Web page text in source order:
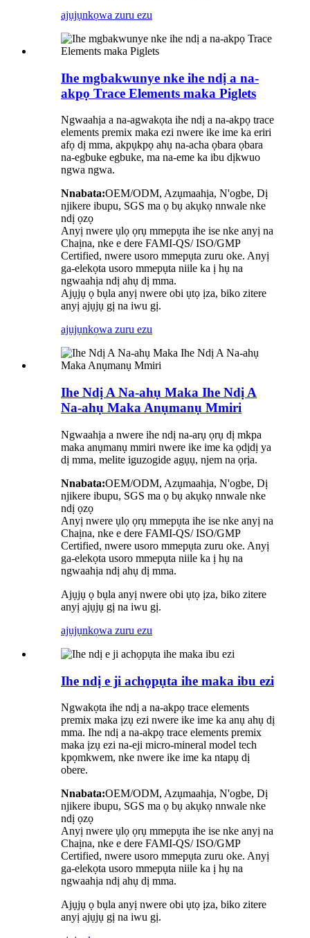
ajụjụnkọwa zuru ezu
Ihe mgbakwunye nke ihe ndị a na-
akpọ Trace Elements maka Piglets
Ngwaahịa a na-agwakọta ihe ndị a na-akpọ trace
elements premix maka ezi nwere ike ime ka eriri
afọ dị mma, akpụkpọ ahụ na-acha ọbara ọbara
na-egbuke egbuke, ma na-eme ka ibu dịkwuo
ngwa ngwa.
Nnabata:OEM/ODM, Azụmaahịa, N'ogbe, Dị
njikere ibupu, SGS ma ọ bụ akụkọ nnwale nke
ndị ọzọ
Anyị nwere ụlọ ọrụ mmepụta ihe ise nke anyị na
Chaịna, nke e dere FAMI-QS/ ISO/GMP
Certified, nwere usoro mmepụta zuru oke. Anyị
ga-elekọta usoro mmepụta niile ka ị hụ na
ngwaahịa ndị ahụ dị mma.
Ajụjụ ọ bụla anyị nwere obi ụtọ ịza, biko zitere
anyị ajụjụ gị na iwu gị.
ajụjụnkọwa zuru ezu
Ihe Ndị A Na-ahụ Maka Ihe Ndị A
Na-ahụ Maka Anụmanụ Mmiri
Ngwaahịa a nwere ihe ndị na-arụ ọrụ dị mkpa
maka anụmanụ mmiri nwere ike ime ka ọdịdị ya
dị mma, melite iguzogide agụụ, njem na ọrịa.
Nnabata:OEM/ODM, Azụmaahịa, N'ogbe, Dị
njikere ibupu, SGS ma ọ bụ akụkọ nnwale nke
ndị ọzọ
Anyị nwere ụlọ ọrụ mmepụta ihe ise nke anyị na
Chaịna, nke e dere FAMI-QS/ ISO/GMP
Certified, nwere usoro mmepụta zuru oke. Anyị
ga-elekọta usoro mmepụta niile ka ị hụ na
ngwaahịa ndị ahụ dị mma.
Ajụjụ ọ bụla anyị nwere obi ụtọ ịza, biko zitere
anyị ajụjụ gị na iwu gị.
ajụjụnkọwa zuru ezu
Ihe ndị e ji achọpụta ihe maka ibu ezi
Ngwakọta ihe ndị a na-akpọ trace elements
premix maka ịzụ ezi nwere ike ime ka anụ ahụ dị
mma. Ihe ndị a na-akpọ trace elements premix
maka ịzụ ezi na-eji micro-mineral model tech
kpọmkwem, nke nwere ike ime ka ntapụ dị
obere.
Nnabata:OEM/ODM, Azụmaahịa, N'ogbe, Dị
njikere ibupu, SGS ma ọ bụ akụkọ nnwale nke
ndị ọzọ
Anyị nwere ụlọ ọrụ mmepụta ihe ise nke anyị na
Chaịna, nke e dere FAMI-QS/ ISO/GMP
Certified, nwere usoro mmepụta zuru oke. Anyị
ga-elekọta usoro mmepụta niile ka ị hụ na
ngwaahịa ndị ahụ dị mma.
Ajụjụ ọ bụla anyị nwere obi ụtọ ịza, biko zitere
anyị ajụjụ gị na iwu gị.